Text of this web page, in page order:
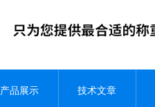
产品展示 技术文章